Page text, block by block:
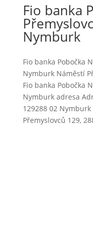
Fio banka
Nymburk
Fio banka Pobočka
Nymburk Náměstí
Fio banka Pobočka
Nymburk adresa
129288 02 Nymburk
Přemyslovců 129,